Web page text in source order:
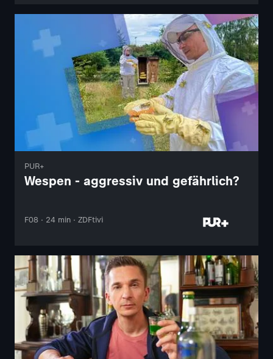
PUR+
Wespen - aggressiv und gefährlich?
F08 · 24 min · ZDFtivi